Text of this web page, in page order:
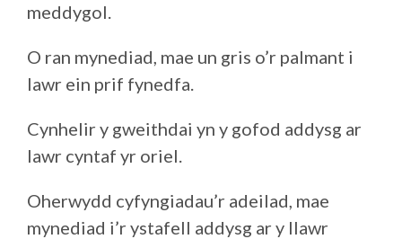
meddygol.
O ran mynediad, mae un gris o’r palmant i
lawr ein prif fynedfa.
Cynhelir y gweithdai yn y gofod addysg ar
lawr cyntaf yr oriel.
Oherwydd cyfyngiadau’r adeilad, mae
mynediad i’r ystafell addysg ar y llawr